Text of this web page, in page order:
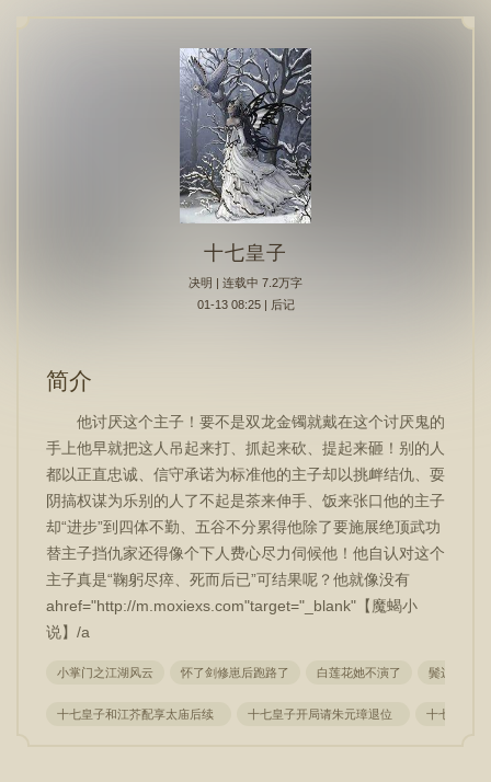
十七皇子
决明 | 连载中 7.2万字
01-13 08:25 | 后记
简介
他讨厌这个主子！要不是双龙金镯就戴在这个讨厌鬼的
手上他早就把这人吊起来打、抓起来砍、提起来砸！别的人
都以正直忠诚、信守承诺为标准他的主子却以挑衅结仇、耍
阴搞权谋为乐别的人了不起是茶来伸手、饭来张口他的主子
却“进步”到四体不勤、五谷不分累得他除了要施展绝顶武功
替主子挡仇家还得像个下人费心尽力伺候他！他自认对这个
主子真是“鞠躬尽瘁、死而后已”可结果呢？他就像没有
ahref="http://m.moxiexs.com"target="_blank"【魔蝎小
说】/a
小掌门之江湖风云 怀了剑修崽后跑路了 白莲花她不演了 鬓边娇贵
十七皇子和江芥配享太庙后续 十七皇子开局请朱元璋退位 十七皇子